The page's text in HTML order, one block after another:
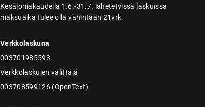
Kesälomakaudella 1.6.-31.7. lähetetyissä laskuissa
maksuaika tulee olla vähintään 21vrk.
Verkkolaskuna
003701985593
Verkkolaskujen välittäjä
003708599126 (OpenText)